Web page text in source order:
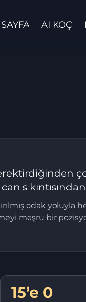
AI KOÇ
odak yoluyla
meşru bir
15’e 0